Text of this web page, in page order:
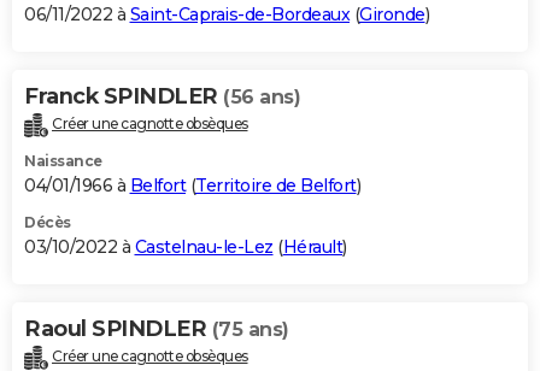
06/11/2022 à Saint-Caprais-de-Bordeaux(Gironde)
Franck SPINDLER (56 ans)
Créer une cagnotte obsèques
Naissance
04/01/1966 à Belfort(Territoire de Belfort)
Décès
03/10/2022 à Castelnau-le-Lez (Hérault)
Raoul SPINDLER (75 ans)
Créer une cagnotte obsèques